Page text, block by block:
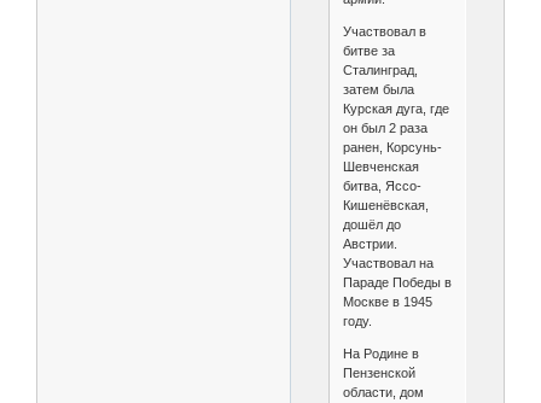
Участвовал в
битве за
Сталинград,
затем была
Курская дуга, где
он был 2 раза
ранен, Корсунь-
Шевченская
битва, Яссо-
Кишенёвская,
дошёл до
Австрии.
Участвовал на
Параде Победы в
Москве в 1945
году.
На Родине в
Пензенской
области, дом